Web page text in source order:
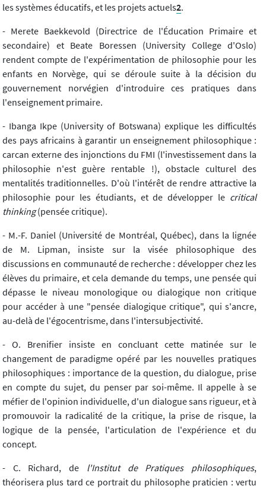
les systèmes éducatifs, et les projets actuels2.
- Merete Baekkevold (Directrice de l'Éducation Primaire et
secondaire) et Beate Boressen (University College d'Oslo)
rendent compte de l'expérimentation de philosophie pour les
enfants en Norvège, qui se déroule suite à la décision du
gouvernement norvégien d'introduire ces pratiques dans
l'enseignement primaire.
- Ibanga Ikpe (University of Botswana) explique les difficultés
des pays africains à garantir un enseignement philosophique :
carcan externe des injonctions du FMI (l'investissement dans la
philosophie n'est guère rentable !), obstacle culturel des
mentalités traditionnelles. D'où l'intérêt de rendre attractive la
philosophie pour les étudiants, et de développer le critical
thinking(pensée critique).
- M.-F. Daniel (Université de Montréal, Québec), dans la lignée
de M. Lipman, insiste sur la visée philosophique des
discussions en communauté de recherche : développer chez les
élèves du primaire, et cela demande du temps, une pensée qui
dépasse le niveau monologique ou dialogique non critique
pour accéder à une "pensée dialogique critique", qui s'ancre,
au-delà de l'égocentrisme, dans l'intersubjectivité.
- O. Brenifier insiste en concluant cette matinée sur le
changement de paradigme opéré par les nouvelles pratiques
philosophiques : importance de la question, du dialogue, prise
en compte du sujet, du penser par soi-même. Il appelle à se
méfier de l'opinion individuelle, d'un dialogue sans rigueur, et à
promouvoir la radicalité de la critique, la prise de risque, la
logique de la pensée, l'articulation de l'expérience et du
concept.
- C. Richard, de l'Institut de Pratiques philosophiques,
théorisera plus tard ce portrait du philosophe praticien : vertu